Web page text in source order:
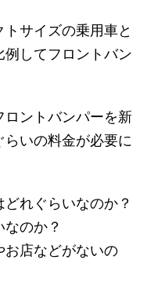
サイズの乗用車と
してフロントバン
ロントバンパーを新
いの料金が必要に
れぐらいなのか？
のか？
お店などがないの